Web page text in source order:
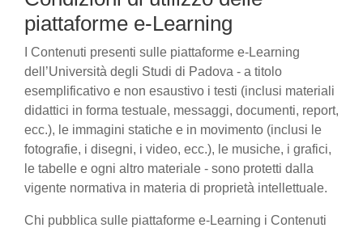
piattaforme e-Learning
I Contenuti presenti sulle piattaforme e-Learning
dell’Università degli Studi di Padova - a titolo
esemplificativo e non esaustivo i testi (inclusi materiali
didattici in forma testuale, messaggi, documenti, report,
ecc.), le immagini statiche e in movimento (inclusi le
fotografie, i disegni, i video, ecc.), le musiche, i grafici,
le tabelle e ogni altro materiale - sono protetti dalla
vigente normativa in materia di proprietà intellettuale.
Chi pubblica sulle piattaforme e-Learning i Contenuti